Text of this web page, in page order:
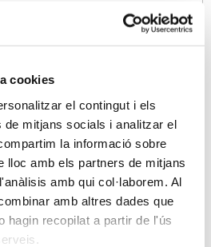
cookies
el contingut i els
de mitjans socials i analitzar el
la informació sobre
lloc amb els partners de mitjans
amb qui col·laborem. Al
amb altres dades que
hagin recopilat a partir de l'ús
Navarra, MBA per la UPC i
la UOC. Servei de
l'APttCB.
EXERCITANTS
INCLOSES EN LA